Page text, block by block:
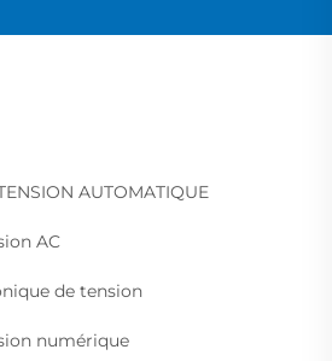
AUTOMATIQUE
AC
de tension
numérique